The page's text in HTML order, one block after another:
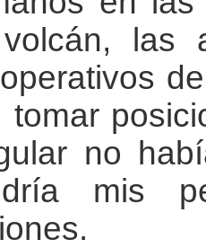
las
tomar
no
mis